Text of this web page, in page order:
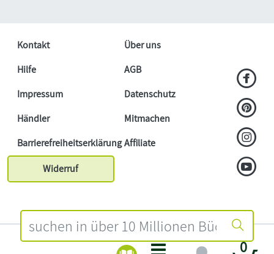
0
Kontakt
Über uns
Hilfe
AGB
Impressum
Datenschutz
Händler
Mitmachen
BarrierefreiheitserklärungAffiliate
Widerruf